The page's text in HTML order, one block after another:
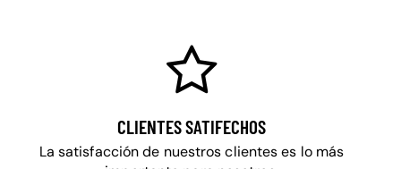
CLIENTES SATIFECHOS
La satisfacción de nuestros clientes es lo más